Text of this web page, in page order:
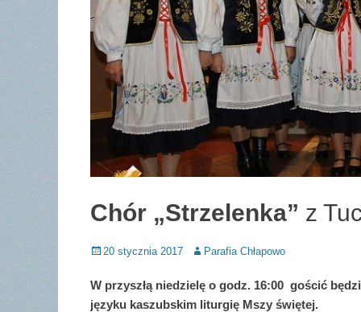
Chór „Strzelenka” z
Posted
20 stycznia 2017 Author
Parafia Chłapowo
W przyszłą niedzielę o godz. 16:00 gościć
języku kaszubskim liturgię Mszy świętej.